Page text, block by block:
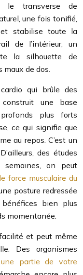
le transverse de
une fois tonifié,
stabilise toute la
de l’intérieur, un
la silhouette de
de dos.
qui brûle des
une base
plus forts
ce qui signifie que
au repos. C’est un
des études
semaines, on peut
force musculaire du
posture redressée
bien plus
momentanée.
et peut même
Des organismes
une partie de votre